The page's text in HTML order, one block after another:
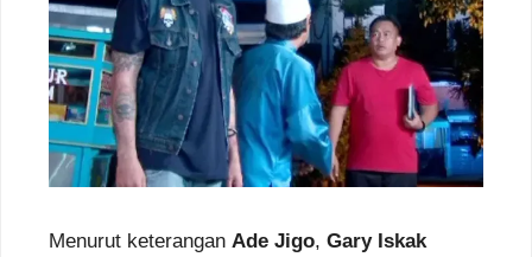
Menurut keterangan Ade Jigo, Gary Iskak